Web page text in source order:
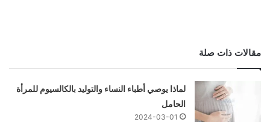
مقالات ذات صلة
لماذا يوصي أطباء النساء والتوليد بالكالسيوم للمرأة
الحامل
2024-03-01